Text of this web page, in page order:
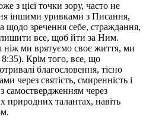
з цієї точки зору, часто не
іншими уривками з Писання,
щодо зречення себе, страждання,
все, щоб йти за Ним.
ми врятуємо своє життя, ми
Крім того, все, що
благословення, тісно
через святість, смиренність і
самоствердженням через
природних талантах, навіть